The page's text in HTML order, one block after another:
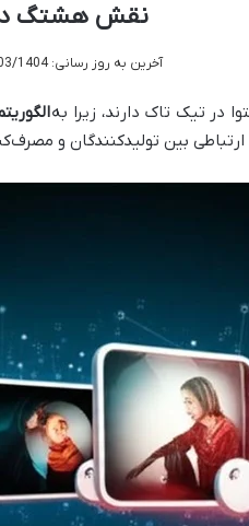
نقش هشتگ
آخرین به روز رسانی: 31/03/1404
تیک تاک دارند، زیرا به
بین تولیدکنندگان و